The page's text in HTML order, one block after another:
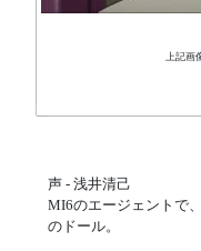
上記画
声 - 浅井清己
MI6のエージェントで
のドール。